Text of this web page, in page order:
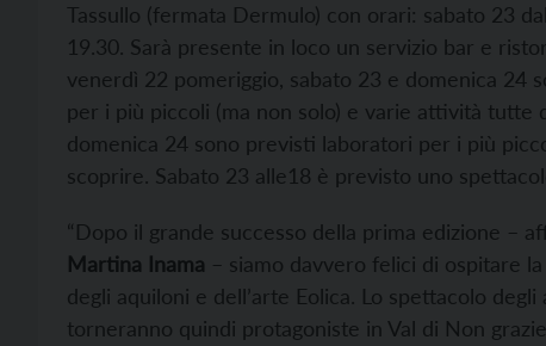
Tassullo (fermata Dermulo) con orari: sabato 23
19.30. Sarà presente in loco un servizio bar e
venerdì 22 pomeriggio, sabato 23 e domenica 24
per i più piccoli (ma non solo) e varie attività tutte
domenica 24 sono previsti laboratori per i più
scoprire. Sabato 23 alle18 è previsto uno
“Dopo il grande successo della prima edizione –
Martina Inama – siamo davvero felici di ospitare
degli aquiloni e dell’arte Eolica. Lo spettacolo
torneranno quindi protagoniste in Val di Non